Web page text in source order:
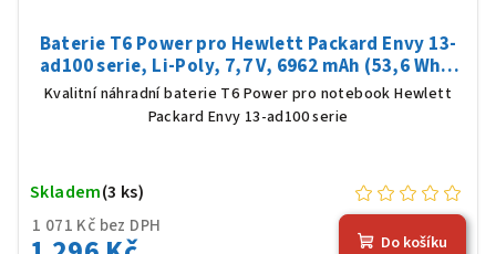
Baterie T6 Power pro Hewlett Packard Envy 13-
ad100 serie, Li-Poly, 7,7 V, 6962 mAh (53,6 Wh),
černá
Kvalitní náhradní baterie T6 Power pro notebook Hewlett
Packard Envy 13-ad100 serie
1 071 Kč bez DPH
Skladem(3 ks)
Do košíku